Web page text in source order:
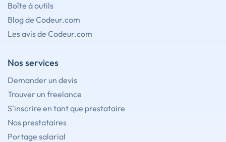
Boîte à outils
Blog de Codeur.com
Les avis de Codeur.com
Nos services
Demander un devis
Trouver un freelance
S'inscrire en tant que prestataire
Nos prestataires
Portage salarial